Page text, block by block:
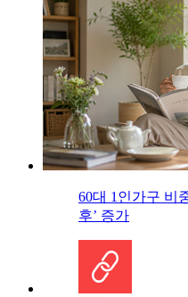
60대 1인가구 비
후’ 증가